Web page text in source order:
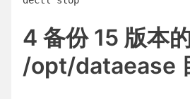
4 备份 15 版本
/opt/dataease